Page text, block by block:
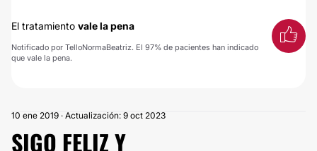
El tratamiento vale la pena
Notificado por TelloNormaBeatriz. El 97% de pacientes han indicado
que vale la pena.
10 ene 2019 · Actualización: 9 oct 2023
SIGO FELIZ Y